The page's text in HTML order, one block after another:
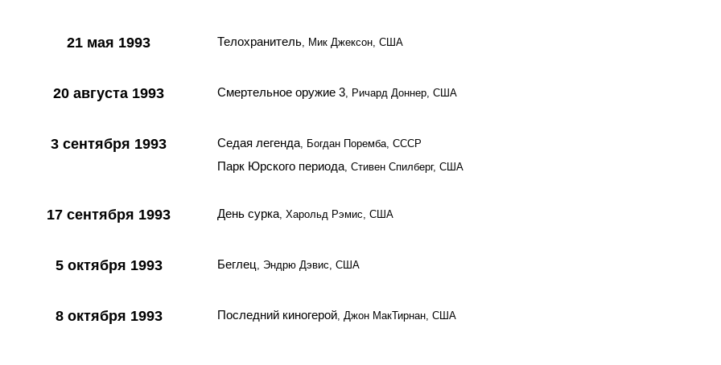
21 мая 1993 Телохранитель, Мик Джексон, США
20 августа 1993 Смертельное оружие 3, Ричард Доннер, США
3 сентября 1993 Седая легенда, Богдан Поремба, СССР
Парк Юрского периода, Стивен Спилберг, США
17 сентября 1993 День сурка, Харольд Рэмис, США
5 октября 1993 Беглец, Эндрю Дэвис, США
8 октября 1993 Последний киногерой, Джон МакТирнан, США